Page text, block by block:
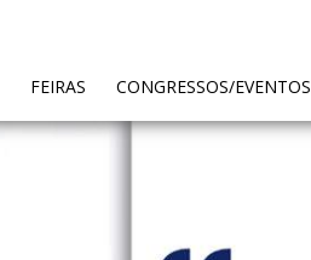
FEIRAS CONGRESSOS/EVENTOS